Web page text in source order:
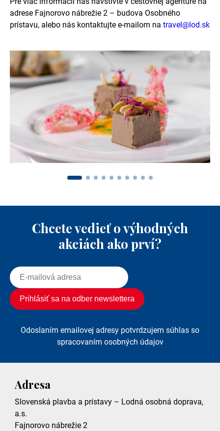
adrese Fajnorovo nábrežie 2 – budova Osobného
prístavu, alebo nás kontaktujte e-mailom na travel@lod.sk
Chcete vedieť o výhodných
akciách ako prví?
Odoslaním emailovej adresy potvrdzujem súhlas so
spracovaním osobných údajov
Adresa
Slovenská plavba a prístavy – Lodná osobná doprava,
a.s.
Fajnorovo nábrežie 2